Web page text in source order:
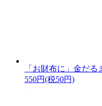
「お財布に」金だる
550円(税50円)